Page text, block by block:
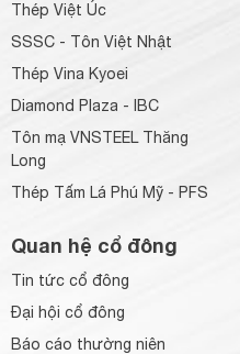
Thép Việt Úc
SSSC - Tôn Việt Nhật
Thép Vina Kyoei
Diamond Plaza - IBC
Tôn mạ VNSTEEL Thăng
Long
Thép Tấm Lá Phú Mỹ - PFS
Quan hệ cổ đông
Tin tức cổ đông
Đại hội cổ đông
Báo cáo thường niên